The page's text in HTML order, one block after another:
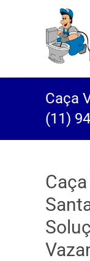
Caça
(11)